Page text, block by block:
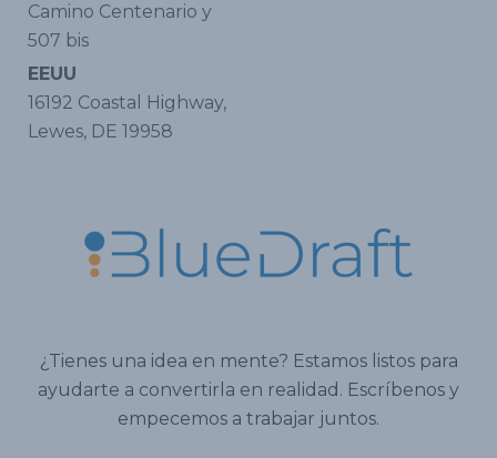
Camino Centenario y
507 bis
EEUU
16192 Coastal Highway,
Lewes, DE 19958
¿Tienes una idea en mente? Estamos listos para
ayudarte a convertirla en realidad. Escríbenos y
empecemos a trabajar juntos.